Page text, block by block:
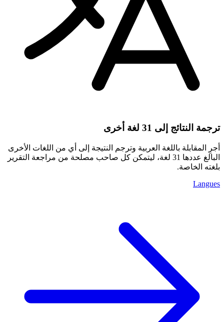
ترجمة النتائج إلى 31 لغة أخرى
أجرِ المقابلة باللغة العربية وترجم النتيجة إلى أي من اللغات الأخرى
البالغ عددها 31 لغة، ليتمكن كل صاحب مصلحة من مراجعة التقرير
بلغته الخاصة.
Langues